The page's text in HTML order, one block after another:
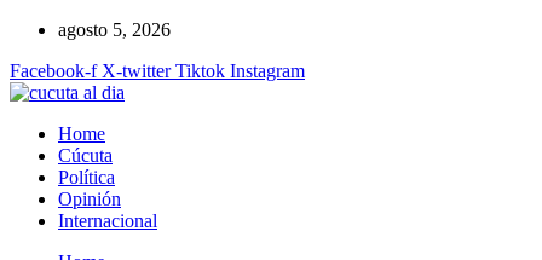
contenido
agosto 5, 2026
Facebook-f X-twitter Tiktok Instagram
Home
Cúcuta
Política
Opinión
Internacional